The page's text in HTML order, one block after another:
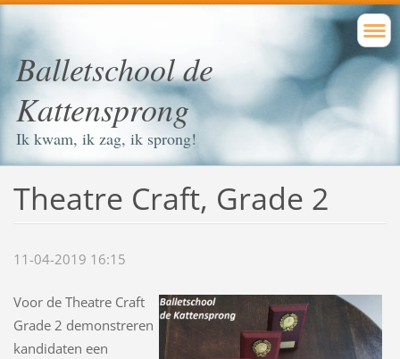
Balletschool de
Kattensprong
Ik kwam, ik zag, ik sprong!
Theatre Craft, Grade 2
11-04-2019 16:15
Voor de Theatre Craft
Grade 2 demonstreren
kandidaten een